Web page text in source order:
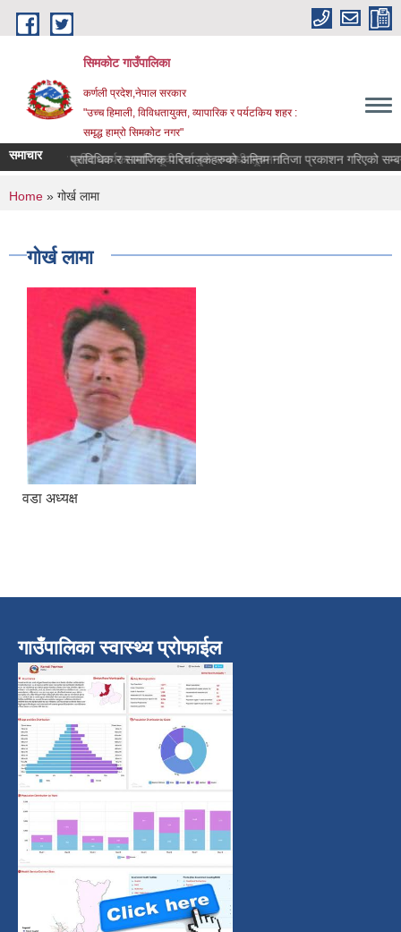
Skip to main content
सिमकोट गाउँपालिका
कर्णली प्रदेश,नेपाल सरकार
"उच्च हिमाली, विविधतायुक्त, व्यापारिक र पर्यटकिय शहर :
समृद्ध हाम्रो सिमकोट नगर"
समाचार सेवा खरिद कार्यका लागि सूची दर्ता हुने सम्बन्धी सूचना l
वास प्राविधिक र सामाजिक परिचालकहरुको अन्तिम नतिजा प्रकाशन
You are here
Home » गोर्ख लामा
गोर्ख लामा
वडा अध्यक्ष
गाउँपालिका स्वास्थ्य प्रोफाईल